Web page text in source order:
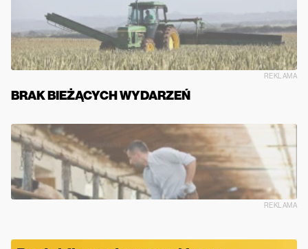
REKLAMA
BRAK BIEŻĄCYCH WYDARZEŃ
REKLAMA